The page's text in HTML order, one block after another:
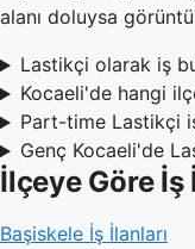
alanı doluysa
Lastikçi olarak iş
Kocaeli'de hangi
Part-time Lastikçi
Genç Kocaeli'de
İlçeye Göre İş
Başiskele İş İlanları